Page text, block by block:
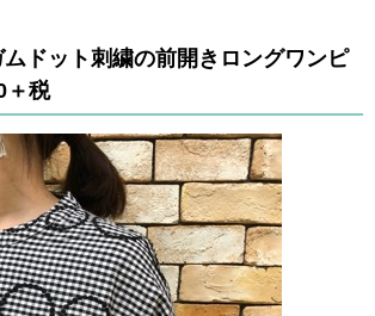
ドット刺繍の前開きロングワンピ
＋税